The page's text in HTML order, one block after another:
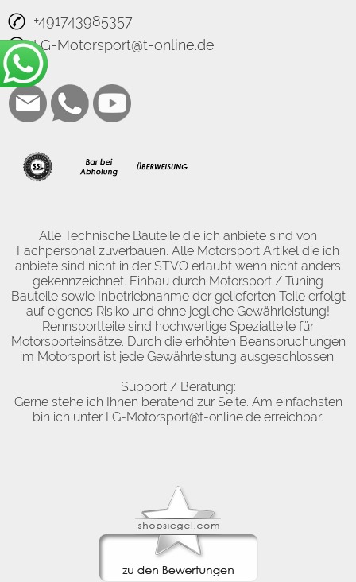
+491743985357
LG-Motorsport@t-online.de
Alle Technische Bauteile die ich anbiete sind von
Fachpersonal zuverbauen. Alle Motorsport Artikel die ich
anbiete sind nicht in der STVO erlaubt wenn nicht anders
gekennzeichnet. Einbau durch Motorsport / Tuning
Bauteile sowie Inbetriebnahme der gelieferten Teile erfolgt
auf eigenes Risiko und ohne jegliche Gewährleistung!
Rennsportteile sind hochwertige Spezialteile für
Motorsporteinsätze. Durch die erhöhten Beanspruchungen
im Motorsport ist jede Gewährleistung ausgeschlossen.
Support / Beratung:
Gerne stehe ich Ihnen beratend zur Seite. Am einfachsten
bin ich unter LG-Motorsport@t-online.de erreichbar.